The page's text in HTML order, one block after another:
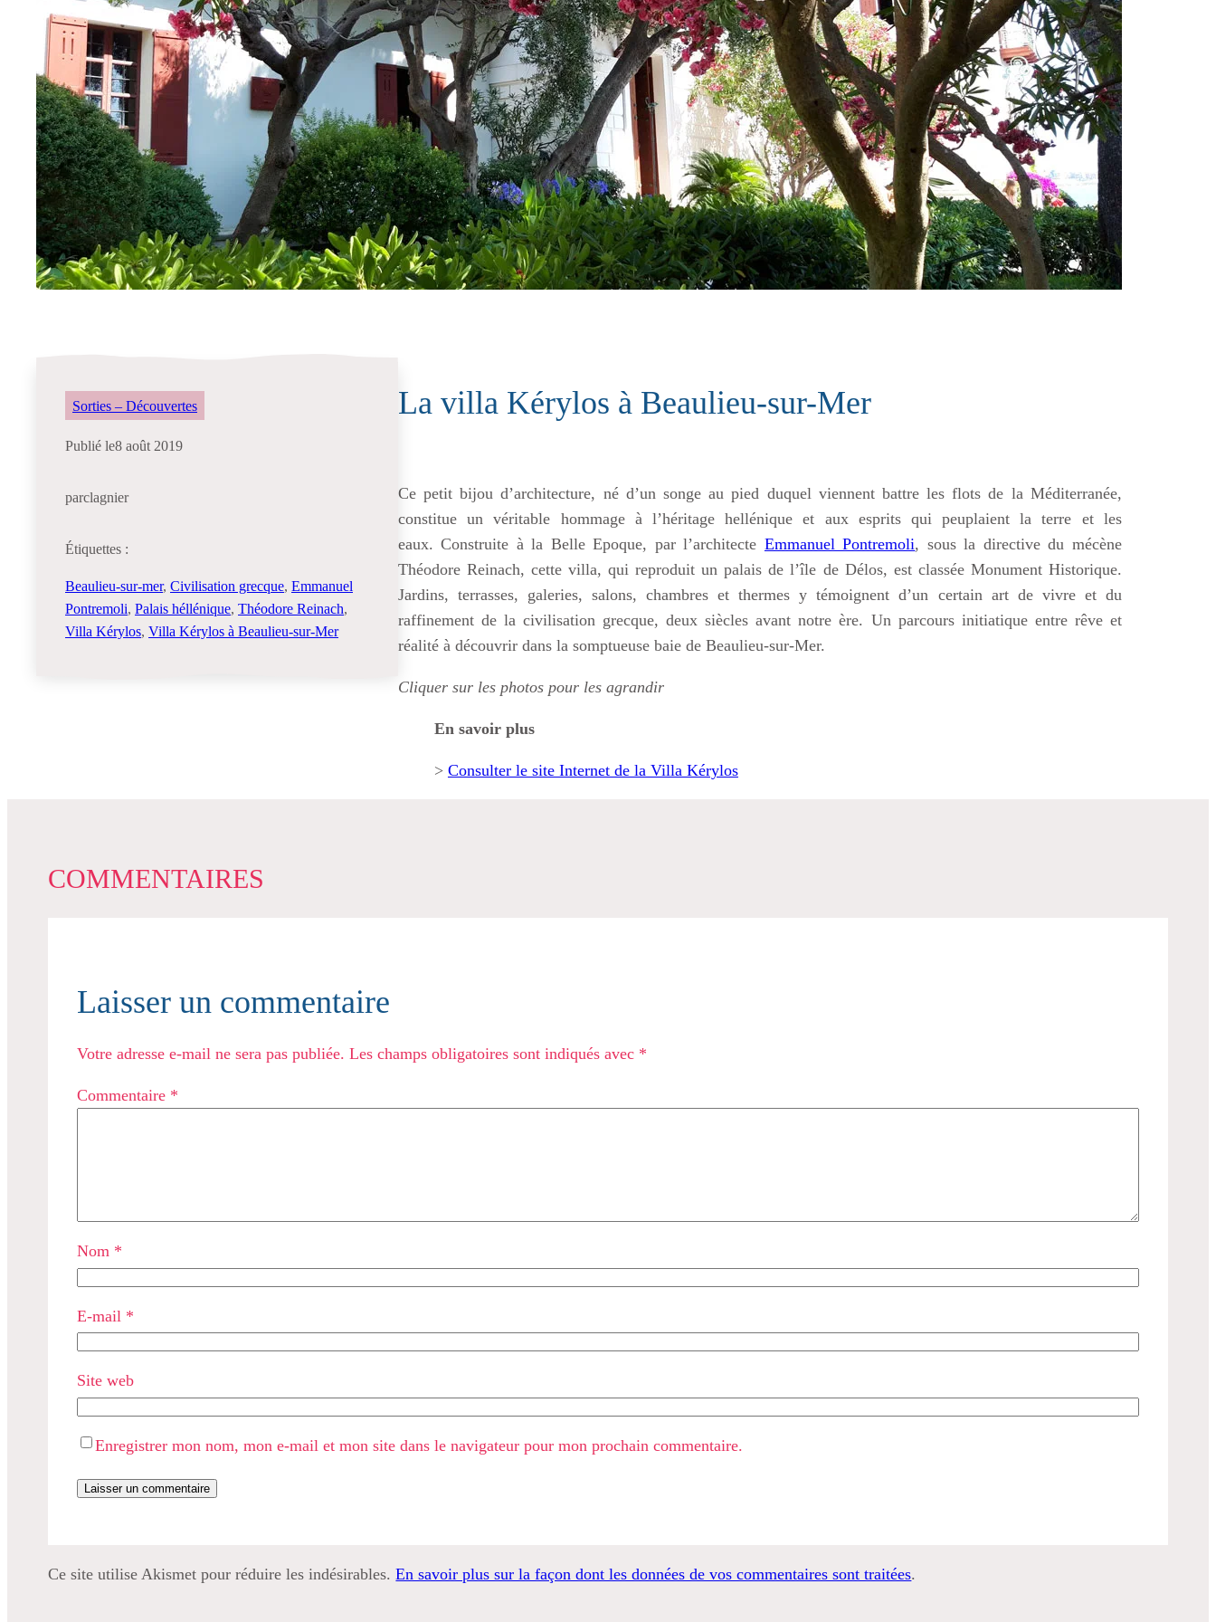
Sorties – Découvertes
Publié le8 août 2019
parclagnier
Étiquettes :
Beaulieu-sur-mer, Civilisation grecque, Emmanuel
Pontremoli, Palais héllénique, Théodore Reinach
Villa Kérylos, Villa Kérylos à Beaulieu-sur-Mer
La villa Kérylos à Beaulieu-sur-Mer
Ce petit bijou d’architecture, né d’un songe au pied duquel viennent battre les flots de la Méditerranée,
constitue un véritable hommage à l’héritage hellénique et aux esprits qui peuplaient la terre et les
eaux. Construite à la Belle Epoque, par l’architecte Emmanuel Pontremoli, sous la directive du mécène
Théodore Reinach, cette villa, qui reproduit un palais de l’île de Délos, est classée Monument Historique.
Jardins, terrasses, galeries, salons, chambres et thermes y témoignent d’un certain art de vivre et du
raffinement de la civilisation grecque, deux siècles avant notre ère. Un parcours initiatique entre rêve et
réalité à découvrir dans la somptueuse baie de Beaulieu-sur-Mer.
Cliquer sur les photos pour les agrandir
En savoir plus
> Consulter le site Internet de la Villa Kérylos
COMMENTAIRES
Laisser un commentaire
Votre adresse e-mail ne sera pas publiée. Les champs obligatoires sont indiqués avec *
Commentaire *
Nom *
E-mail *
Site web
Enregistrer mon nom, mon e-mail et mon site dans le navigateur pour mon prochain commentaire.
Ce site utilise Akismet pour réduire les indésirables.En savoir plus sur la façon dont les données de vos commentaires sont traitées.